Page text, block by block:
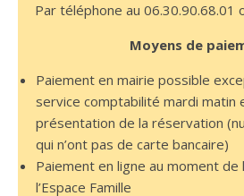
Par téléphone au 06.30.90.68.01
Moyens de
Paiement en mairie possible
service comptabilité mardi matin
présentation de la réservation
qui n’ont pas de carte bancaire)
Paiement en ligne au moment
l’Espace Famille